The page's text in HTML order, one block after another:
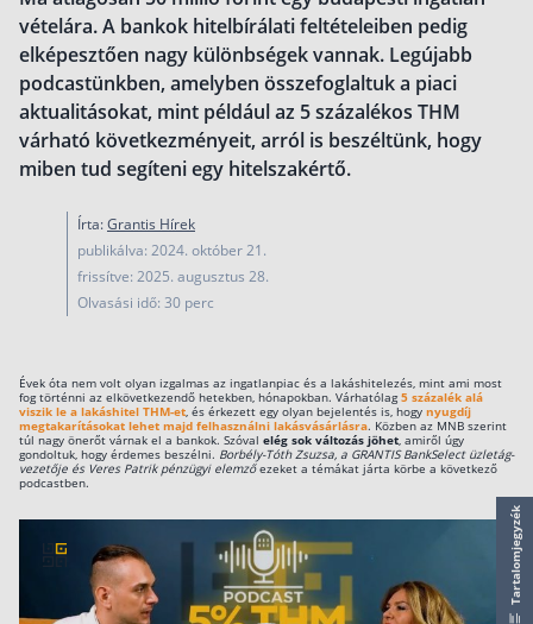
Magánnyugdíjpénztár összefoglaló
Nyugdíjkorhatár táblázat és útmutató
Nyugdíj kisokos – A magyar nyugdíjrendszer
működése
Egyszerű Állami Nyugdíjkalkulátor
Önkéntes Nyugdíjpénztárak hozamai
Nyugdíjbiztosítás
Nyugdíjbiztosítás vagy NYESZ? Melyik a jobb?
Nyugdíjbiztosítás adókedvezmény és adójóváírás
KATA Nyugdíj: így használd ki az
Nyugdíjbiztosítás kalkulátor
Nyugdíjbiztosítás költségek
Életbiztosítások
vételára. A bankok hitelbírálati feltételeiben pedig
elképesztően nagy különbségek vannak. Legújabb
podcastünkben, amelyben összefoglaltuk a piaci
aktualitásokat, mint például az 5 százalékos THM
várható következményeit, arról is beszéltünk, hogy
miben tud segíteni egy hitelszakértő.
Írta:Grantis Hírek
publikálva: 2024. október 21.
frissítve: 2025. augusztus 28.
Olvasási idő: 30 perc
Évek óta nem volt olyan izgalmas az ingatlanpiac és a lakáshitelezés, mint ami most
fog történni az elkövetkezendő hetekben, hónapokban. Várhatólag5 százalék alá
viszik le a lakáshitel THM-et, és érkezett egy olyan bejelentés is, hogy nyugdíj
megtakarításokat lehet majd felhasználni lakásvásárlásra. Közben az MNB szerint
túl nagy önerőt várnak el a bankok. Szóval elég sok változás jöhet, amiről úgy
gondoltuk, hogy érdemes beszélni. Borbély-Tóth Zsuzsa, a GRANTIS BankSelect üzletág-
vezetője és Veres Patrik pénzügyi elemzőezeket a témákat járta körbe a következő
podcastben.
Tartalomjegyzék